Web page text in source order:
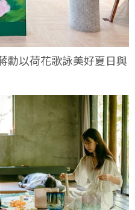
勳以荷花歌詠美好夏日與